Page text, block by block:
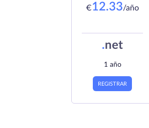
€12.33/año
.net
1 año
REGISTRAR